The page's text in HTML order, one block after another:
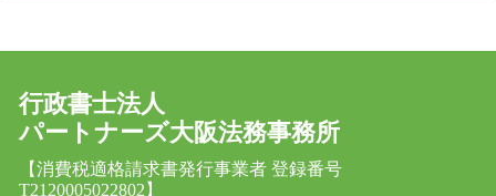
行政書士法人
パートナーズ大阪法務事務所
【消費税適格請求書発行事業者 登録番号
T2120005022802】